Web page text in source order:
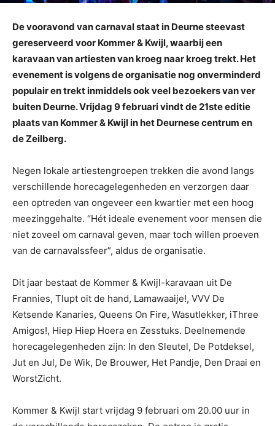
De vooravond van carnaval staat in Deurne steevast
gereserveerd voor Kommer & Kwijl, waarbij een
karavaan van artiesten van kroeg naar kroeg trekt. Het
evenement is volgens de organisatie nog onverminderd
populair en trekt inmiddels ook veel bezoekers van ver
buiten Deurne. Vrijdag 9 februari vindt de 21ste editie
plaats van Kommer & Kwijl in het Deurnese centrum en
de Zeilberg.
Negen lokale artiestengroepen trekken die avond langs
verschillende horecagelegenheden en verzorgen daar
een optreden van ongeveer een kwartier met een hoog
meezinggehalte. “Hét ideale evenement voor mensen die
niet zoveel om carnaval geven, maar toch willen proeven
van de carnavalssfeer”, aldus de organisatie.
Dit jaar bestaat de Kommer & Kwijl-karavaan uit De
Frannies, Tlupt oit de hand, Lamawaaije!, VVV De
Ketsende Kanaries, Queens On Fire, Wasutlekker, iThree
Amigos!, Hiep Hiep Hoera en Zesstuks. Deelnemende
horecagelegenheden zijn: In den Sleutel, De Potdeksel,
Jut en Jul, De Wik, De Brouwer, Het Pandje, Den Draai en
WorstZicht.
Kommer & Kwijl start vrijdag 9 februari om 20.00 uur in